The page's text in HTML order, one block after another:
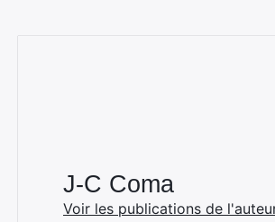
J-C Coma
Voir les publications de